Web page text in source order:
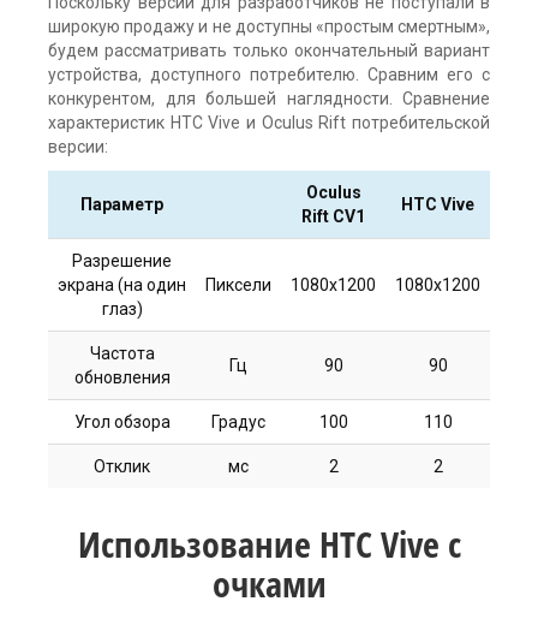
широкую продажу и не доступны «простым смертным»,
будем рассматривать только окончательный вариант
устройства, доступного потребителю. Сравним его с
конкурентом, для большей наглядности. Сравнение
характеристик HTC Vive и Oculus Rift потребительской
версии:
Параметр
Oculus
Rift CV1
HTC Vive
Разрешение
экрана (на один
глаз)
Пиксели 1080х1200 1080х1200
Частота
обновления
Гц 90 90
Угол обзора Градус 100 110
Отклик мс 2 2
Использование HTC Vive с
очками